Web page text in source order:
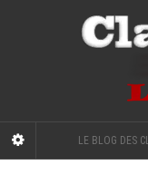
LE BLOG DES